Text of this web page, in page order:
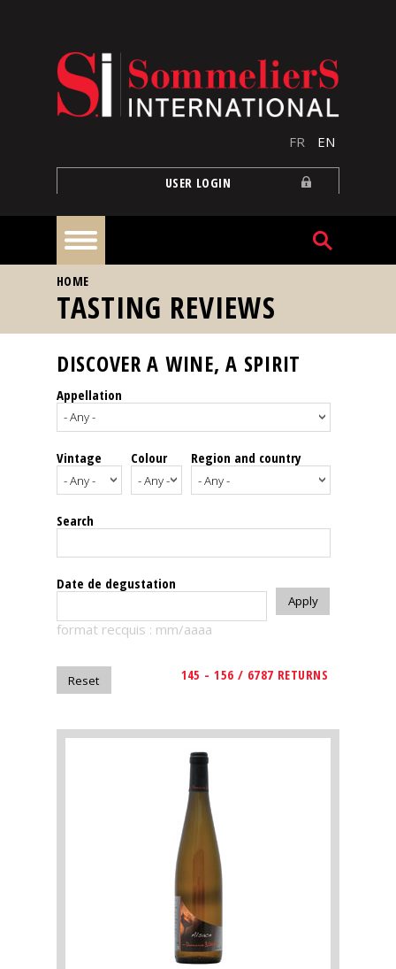
FR EN
USER LOGIN
Home
Our
events
Spirits
Tasting
reviews
The
magazine
Magazine
YOU ARE HERE
HOME
TASTING REVIEWS
DISCOVER A WINE, A SPIRIT
Appellation
Vintage Colour Region and country
Search
Date de degustation
format recquis : mm/aaaa
145 - 156 / 6787 RETURNS